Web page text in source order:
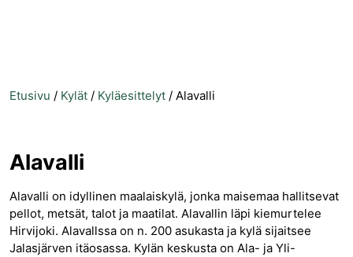
Etusivu / Kylät / Kyläesittelyt /Alavalli
Alavalli
Alavalli on idyllinen maalaiskylä, jonka maisemaa hallitsevat
pellot, metsät, talot ja maatilat. Alavallin läpi kiemurtelee
Hirvijoki. Alavallssa on n. 200 asukasta ja kylä sijaitsee
Jalasjärven itäosassa. Kylän keskusta on Ala- ja Yli-